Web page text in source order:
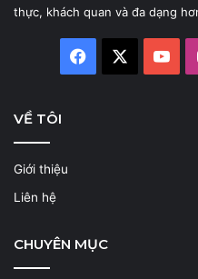
thực, khách quan và đa dạng
Facebook
VỀ TÔI
Giới thiệu
Liên hệ
CHUYÊN MỤC